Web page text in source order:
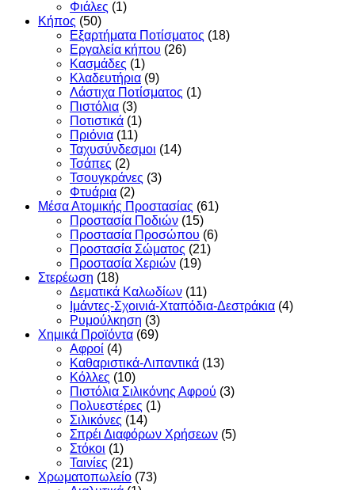
Φιάλες (1)
Κήπος (50)
Εξαρτήματα Ποτίσματος (18)
Εργαλεία κήπου (26)
Κασμάδες (1)
Κλαδευτήρια (9)
Λάστιχα Ποτίσματος (1)
Πιστόλια (3)
Ποτιστικά (1)
Πριόνια (11)
Ταχυσύνδεσμοι (14)
Τσάπες (2)
Τσουγκράνες (3)
Φτυάρια (2)
Μέσα Ατομικής Προστασίας (61)
Προστασία Ποδιών (15)
Προστασία Προσώπου (6)
Προστασία Σώματος (21)
Προστασία Χεριών (19)
Στερέωση (18)
Δεματικά Καλωδίων (11)
Ιμάντες-Σχοινιά-Χταπόδια-Δεστράκια (4)
Ρυμούλκηση (3)
Χημικά Προϊόντα (69)
Αφροί (4)
Καθαριστικά-Λιπαντικά (13)
Κόλλες (10)
Πιστόλια Σιλικόνης Αφρού (3)
Πολυεστέρες (1)
Σιλικόνες (14)
Σπρέι Διαφόρων Χρήσεων (5)
Στόκοι (1)
Ταινίες (21)
Χρωματοπωλείο (73)